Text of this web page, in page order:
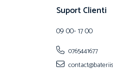
Suport Clienti
09 00- 17 00
0765441677